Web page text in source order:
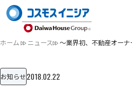
ホーム ニュース ～業界初、不動産オーナーさ
お知らせ2018.02.22